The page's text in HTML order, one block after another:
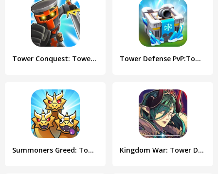
Tower Conquest: Tower Defense Tower Defense PvP:Tower Royale
Summoners Greed: Tower Defense Kingdom War: Tower Defense TD